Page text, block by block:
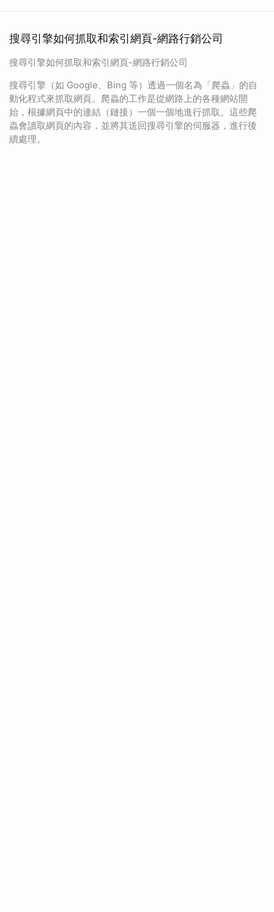
搜尋引擎如何抓取和索引網頁-網路行銷公司
搜尋引擎如何抓取和索引網頁-網路行銷公司
搜尋引擎（如 Google、Bing 等）透過一個名為「爬蟲」的自
動化程式來抓取網頁。爬蟲的工作是從網路上的各種網站開
始，根據網頁中的連結（鏈接）一個一個地進行抓取。這些爬
蟲會讀取網頁的內容，並將其送回搜尋引擎的伺服器，進行後
續處理。